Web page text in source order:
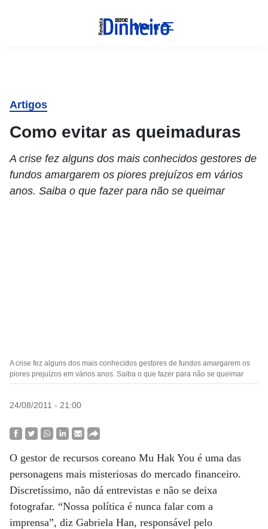
Menu
Artigos
Como evitar as queimaduras
A crise fez alguns dos mais conhecidos gestores de
fundos amargarem os piores prejuízos em vários
anos. Saiba o que fazer para não se queimar
A crise fez alguns dos mais conhecidos gestores de fundos amargarem os
piores prejuízos em vários anos. Saiba o que fazer para não se queimar
24/08/2011 - 21:00
O gestor de recursos coreano Mu Hak You é uma das
personagens mais misteriosas do mercado financeiro.
Discretíssimo, não dá entrevistas e não se deixa
fotografar. “Nossa política é nunca falar com a
imprensa”, diz Gabriela Han, responsável pelo